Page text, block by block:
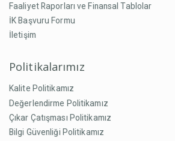
Faaliyet Raporları ve Finansal Tablolar
İK Başvuru Formu
İletişim
Politikalarımız
Kalite Politikamız
Değerlendirme Politikamız
Çıkar Çatışması Politikamız
Bilgi Güvenliği Politikamız